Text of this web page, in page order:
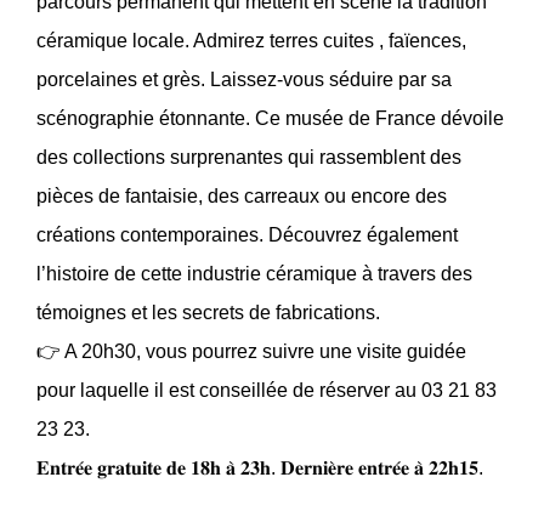
céramique locale. Admirez terres cuites , faïences,
porcelaines et grès. Laissez-vous séduire par sa
scénographie étonnante. Ce musée de France dévoile
des collections surprenantes qui rassemblent des
pièces de fantaisie, des carreaux ou encore des
créations contemporaines. Découvrez également
l’histoire de cette industrie céramique à travers des
témoignes et les secrets de fabrications.
👉 A 20h30, vous pourrez suivre une visite guidée
pour laquelle il est conseillée de réserver au 03 21 83
23 23.
𝐄𝐧𝐭𝐫𝐞́𝐞 𝐠𝐫𝐚𝐭𝐮𝐢𝐭𝐞 𝐝𝐞 𝟏𝟖𝐡 𝐚̀ 𝟐𝟑𝐡. 𝐃𝐞𝐫𝐧𝐢𝐞̀𝐫𝐞 𝐞𝐧𝐭𝐫𝐞́𝐞 𝐚̀ 𝟐𝟐𝐡𝟏𝟓.